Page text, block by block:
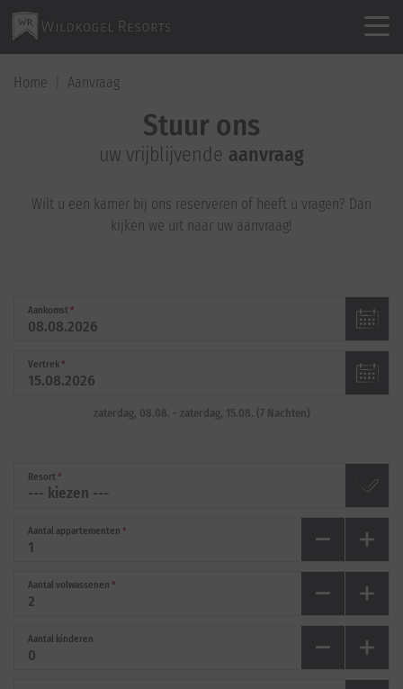
Home Aanvraag
Stuur ons
uw vrijblijvende aanvraag
Wilt u een kamer bij ons reserveren of heeft u vragen? Dan
kijken we uit naar uw aanvraag!
Aankomst *
Vertrek*
zaterdag, 08.08. - zaterdag, 15.08. (7 Nachten)
Resort *
Aantal appartementen *
Aantal volwassenen *
Aantal kinderen